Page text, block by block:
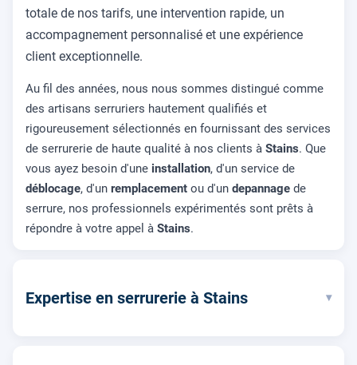
totale de nos tarifs, une intervention rapide, un
accompagnement personnalisé et une expérience
client exceptionnelle.
Au fil des années, nous nous sommes distingué comme
des artisans serruriers hautement qualifiés et
rigoureusement sélectionnés en fournissant des services
de serrurerie de haute qualité à nos clients à Stains. Que
vous ayez besoin d'une installation, d'un service de
déblocage, d'un remplacement ou d'un depannage de
serrure, nos professionnels expérimentés sont prêts à
répondre à votre appel à Stains.
Expertise en serrurerie à Stains ▾